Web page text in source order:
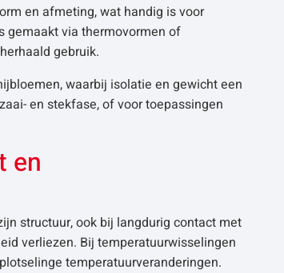
en afmeting, wat handig is voor
gemaakt via thermovormen of
gebruik.
waarbij isolatie en gewicht een
en stekfase, of voor toepassingen
en
structuur, ook bij langdurig contact met
verliezen. Bij temperatuurwisselingen
temperatuurveranderingen.